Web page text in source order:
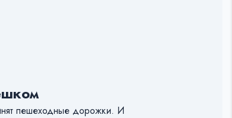
пешеходные дорожки. И